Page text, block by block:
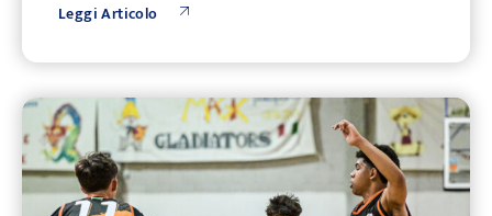
Leggi Articolo